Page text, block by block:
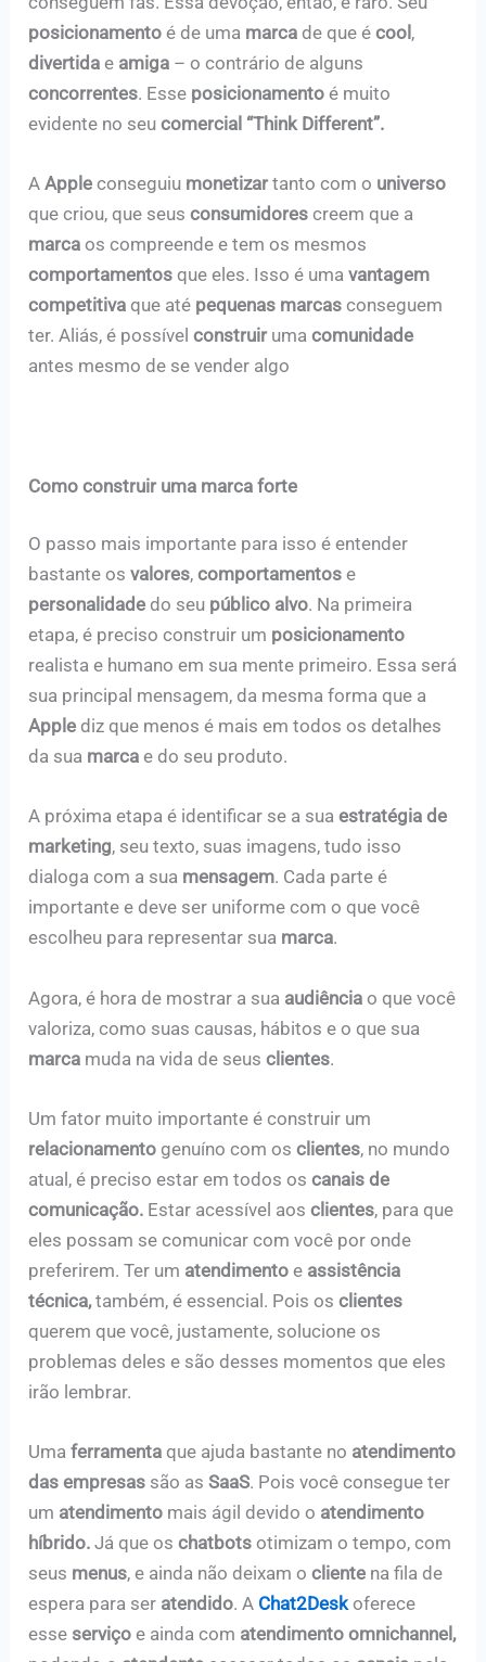
posicionamentoé de uma marca de que écool ,
divertidae amiga – o contrário de alguns
concorrentes. Esse posicionamentoé muito
evidente no seucomercial “Think Different”.
AAppleconseguiu monetizartanto com o universo
que criou, que seusconsumidorescreem que a
marcaos compreende e tem os mesmos
comportamentosque eles. Isso é umavantagem
competitiva que até pequenas marcas conseguem
ter. Aliás, é possívelconstruir umacomunidade
antes mesmo de se vender algo
Como construir uma marca forte
O passo mais importante para isso é entender
bastante osvalores,comportamentose
personalidadedo seu público alvo. Na primeira
etapa, é preciso construir um posicionamento
realista e humano em sua mente primeiro. Essa será
sua principal mensagem, da mesma forma que a
Applediz que menos é mais em todos os detalhes
da sua marcae do seu produto.
A próxima etapa é identificar se a suaestratégia de
marketing, seu texto, suas imagens, tudo isso
dialoga com a sua mensagem. Cada parte é
importante e deve ser uniforme com o que você
escolheu para representar sua marca.
Agora, é hora de mostrar a sua audiênciao que você
valoriza, como suas causas, hábitos e o que sua
marca muda na vida de seusclientes.
Um fator muito importante é construir um
relacionamento genuíno com osclientes, no mundo
atual, é preciso estar em todos os canais de
comunicação. Estar acessível aosclientes, para que
eles possam se comunicar com você por onde
preferirem. Ter um atendimentoe assistência
técnica,também, é essencial. Pois osclientes
querem que você, justamente, solucione os
problemas deles e são desses momentos que eles
irão lembrar.
Umaferramentaque ajuda bastante no atendimento
das empresas são asSaaS. Pois você consegue ter
um atendimento mais ágil devido o atendimento
híbrido. Já que oschatbotsotimizam o tempo, com
seus menus, e ainda não deixam ocliente na fila de
espera para ser atendido. A Chat2Desk oferece
esse serviçoe ainda com atendimento omnichannel,